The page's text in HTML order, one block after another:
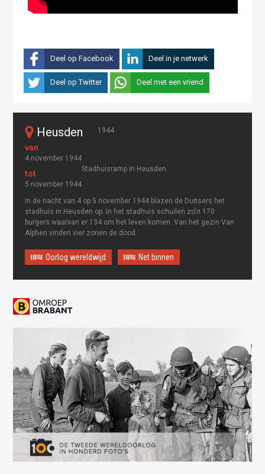
Deel op Facebook Deel in je netwerk
Deel op Twitter Deel met een vriend
Heusden 1944
4 november 1944
5 november 1944
Stadhuisramp in Heusden
In de nacht van 4 op 5 november 1944 blazen de Duitsers het
stadhuis in Heusden op. In het stadhuis schuilen zo'n 170
burgers waarvan er 134 om het leven komen. Van het gezin Van
Alphen vinden vier zonen de dood.
Oorlog wereldwijd Net binnen